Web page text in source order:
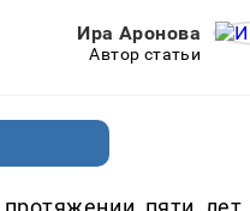
Ира Аронова
Автор статьи